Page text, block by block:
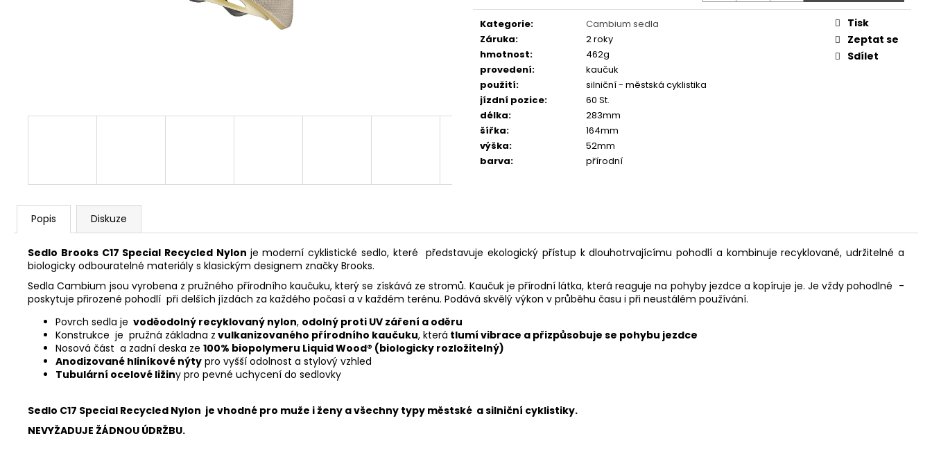
cena:
Kategorie:
Cambium sedla
Záruka:
2 roky
hmotnost:
462g
provedení:
kaučuk
použití:
silniční - městská cyklistika
jízdní pozice:
60 St.
délka:
283mm
šířka:
164mm
výška:
52mm
barva: přírodní
Tisk
Zeptat se
Sdílet
Popis Diskuze
Sedlo Brooks C17 Special Recycled Nylon je moderní cyklistické sedlo, které představuje ekologický přístup k dlouhotrvajícímu pohodlí a kombinuje recyklované, udržitelné a
biologicky odbouratelné materiály s klasickým designem značky Brooks.
Sedla Cambium jsou vyrobena z pružného přírodního kaučuku, který se získává ze stromů. Kaučuk je přírodní látka, která reaguje na pohyby jezdce a kopíruje je. Je vždy pohodlné -
poskytuje přirozené pohodlí při delších jízdách za každého počasí a v každém terénu. Podává skvělý výkon v průběhu času i při neustálém používání.
Povrch sedla je voděodolný recyklovaný nylon, odolný proti UV záření a oděru
Konstrukce je pružná základna z vulkanizovaného přírodního kaučuku, která tlumí vibrace a přizpůsobuje se pohybu jezdce
Nosová část a zadní deska ze 100% biopolymeru Liquid Wood® (biologicky rozložitelný)
Anodizované hliníkové nýty pro vyšší odolnost a stylový vzhled
Tubulární ocelové ližiny pro pevné uchycení do sedlovky
Sedlo C17 Special Recycled Nylon je vhodné pro muže i ženy a všechny typy městské a silniční cyklistiky.
NEVYŽADUJE ŽÁDNOU ÚDRŽBU.
FAVORIT PÁNSKÝ - REDESIGN SPORT ESKA SKLÁDAČKA - REDESIGN URBAN
BIKE BY WAKARY
19 400 Kč